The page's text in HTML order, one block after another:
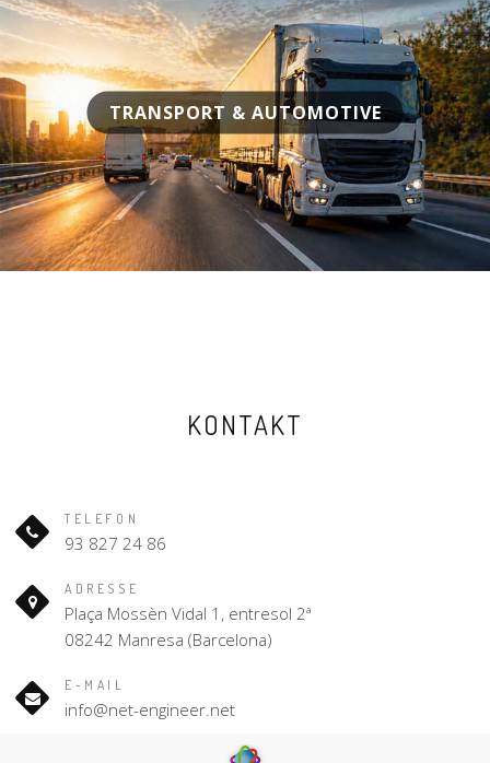
TRANSPORT & AUTOMOTIVE
KONTAKT
TELEFON
93 827 24 86
ADRESSE
Plaça Mossèn Vidal 1, entresol 2ª
08242 Manresa (Barcelona)
E-MAIL
info@net-engineer.net